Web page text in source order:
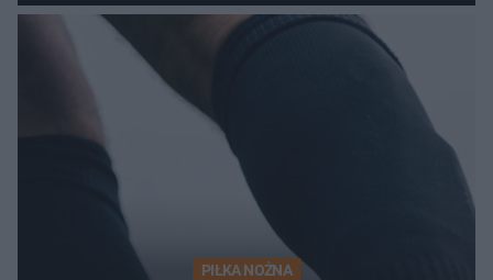
PIŁKA NOŻNA